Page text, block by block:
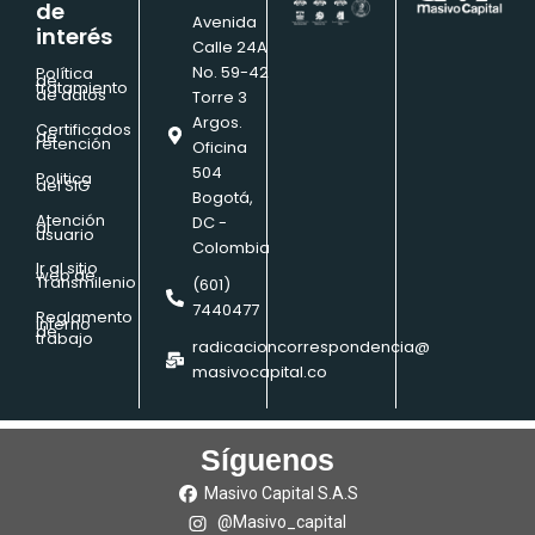
de
interés
Política
de
tratamiento
de datos
Certificados
de
retención
Politica
del SIG
Atención
al
usuario
Ir al sitio
web de
Transmilenio
Reglamento
interno
de
trabajo
Avenida
Calle 24A
No. 59-42
Torre 3
Argos.
Oficina
504
Bogotá,
DC -
Colombia
(601)
7440477
radicacioncorrespondencia@
masivocapital.co
Síguenos
Masivo Capital S.A.S
@Masivo_capital